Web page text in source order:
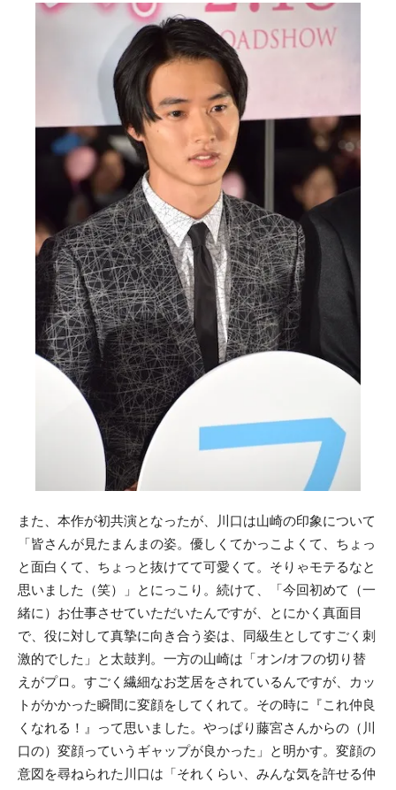
また、本作が初共演となったが、川口は山崎の印象について
「皆さんが見たまんまの姿。優しくてかっこよくて、ちょっ
と面白くて、ちょっと抜けてて可愛くて。そりゃモテるなと
思いました（笑）」とにっこり。続けて、「今回初めて（一
緒に）お仕事させていただいたんですが、とにかく真面目
で、役に対して真摯に向き合う姿は、同級生としてすごく刺
激的でした」と太鼓判。一方の山崎は「オン/オフの切り替
えがプロ。すごく繊細なお芝居をされているんですが、カッ
トがかかった瞬間に変顔をしてくれて。その時に『これ仲良
くなれる！』って思いました。やっぱり藤宮さんからの（川
口の）変顔っていうギャップが良かった」と明かす。変顔の
意図を尋ねられた川口は「それくらい、みんな気を許せる仲